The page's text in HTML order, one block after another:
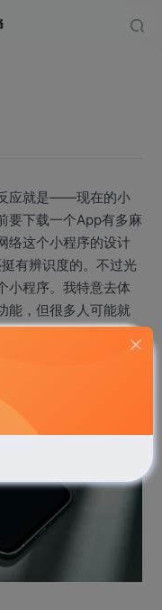
应就是——现在的小
要下载一个App有多麻
络这个小程序的设计
有辨识度的。不过光
小程序。我特意去体
能，但很多人可能就
价值所在。